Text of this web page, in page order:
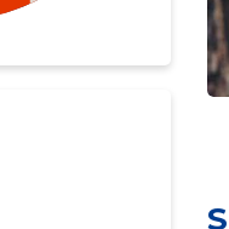
Sinu kommentaar